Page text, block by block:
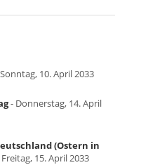
10. April 2033
- Donnerstag, 14. April
(Ostern in
15. April 2033